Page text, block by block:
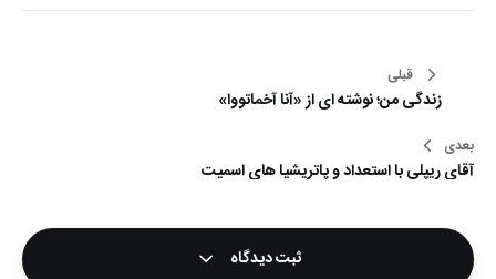
راهبری
نوشته
قبلی
زندگی من؛ نوشته ای از «آنا آخماتووا»
بعدی
آقای ریپلی با استعداد و پاتریشیا های اسمیت
ثبت دیدگاه